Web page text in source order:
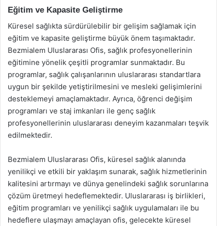
Eğitim ve Kapasite Geliştirme
Küresel sağlıkta sürdürülebilir bir gelişim sağlamak için
eğitim ve kapasite geliştirme büyük önem taşımaktadır.
Bezmialem Uluslararası Ofis, sağlık profesyonellerinin
eğitimine yönelik çeşitli programlar sunmaktadır. Bu
programlar, sağlık çalışanlarının uluslararası standartlara
uygun bir şekilde yetiştirilmesini ve mesleki gelişimlerini
desteklemeyi amaçlamaktadır. Ayrıca, öğrenci değişim
programları ve staj imkanları ile genç sağlık
profesyonellerinin uluslararası deneyim kazanmaları teşvik
edilmektedir.
Bezmialem Uluslararası Ofis, küresel sağlık alanında
yenilikçi ve etkili bir yaklaşım sunarak, sağlık hizmetlerinin
kalitesini artırmayı ve dünya genelindeki sağlık sorunlarına
çözüm üretmeyi hedeflemektedir. Uluslararası iş birlikleri,
eğitim programları ve yenilikçi sağlık uygulamaları ile bu
hedeflere ulaşmayı amaçlayan ofis, gelecekte küresel